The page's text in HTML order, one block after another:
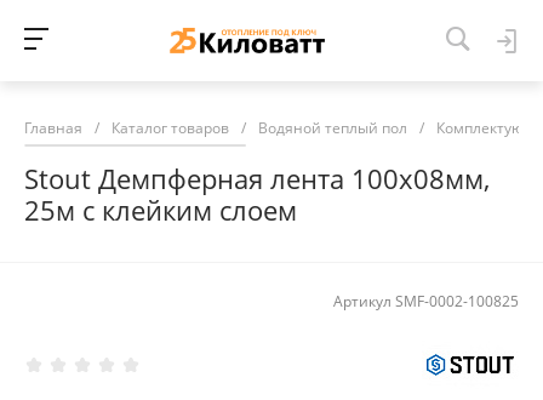
Главная / Каталог товаров / Водяной теплый пол /
Stout Демпферная лента 100х08мм,
25м с клейким слоем
Артикул SMF-0002-100825